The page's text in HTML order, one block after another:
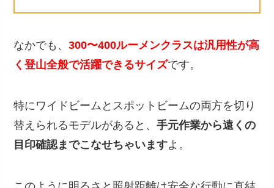
なかでも、300〜400ルーメンクラスは汎用性が高
く登山全般で活躍できるサイズです。
特にワイドビームとスポットビームの両方を切り
替えられるモデルがあると、手元作業から遠くの
目印確認までこなせちゃいますよ。